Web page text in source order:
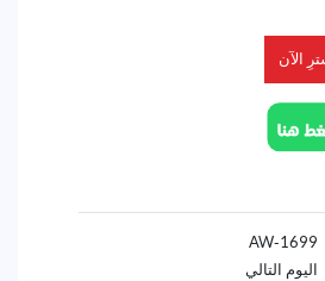
الآن
1699-AW
اليوم التالي